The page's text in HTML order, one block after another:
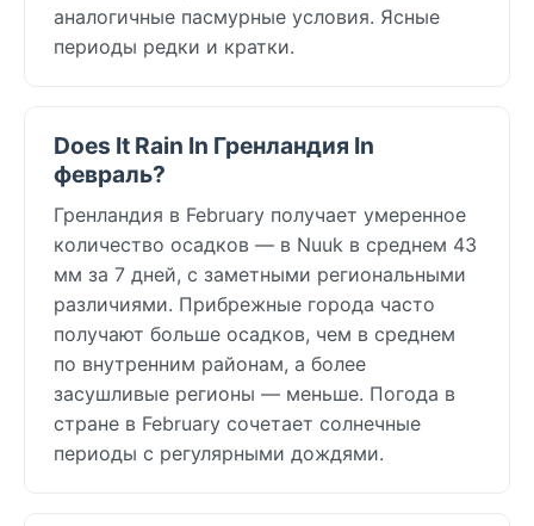
аналогичные пасмурные условия. Ясные
периоды редки и кратки.
Does It Rain In Гренландия In
февраль?
Гренландия в February получает умеренное
количество осадков — в Nuuk в среднем 43
мм за 7 дней, с заметными региональными
различиями. Прибрежные города часто
получают больше осадков, чем в среднем
по внутренним районам, а более
засушливые регионы — меньше. Погода в
стране в February сочетает солнечные
периоды с регулярными дождями.